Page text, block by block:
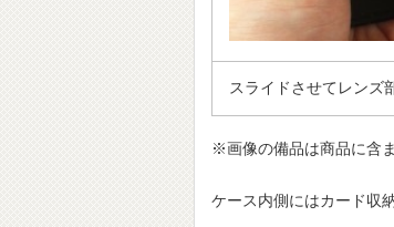
スライドさせてレンズ
※画像の備品は商品に含
ケース内側にはカード収